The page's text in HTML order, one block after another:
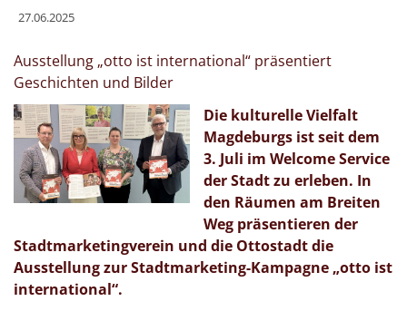
27.06.2025
Ausstellung „otto ist international“ präsentiert
Geschichten und Bilder
Die kulturelle Vielfalt
Magdeburgs ist seit dem
3. Juli im Welcome Service
der Stadt zu erleben. In
den Räumen am Breiten
Weg präsentieren der
Stadtmarketingverein und die Ottostadt die
Ausstellung zur Stadtmarketing-Kampagne „otto ist
international“.